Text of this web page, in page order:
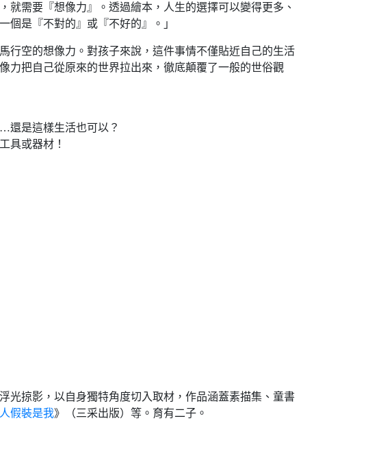
需要『想像力』。透過繪本，人生的選擇可以變得更多、
個是『不對的』或『不好的』。」
行空的想像力。對孩子來說，這件事情不僅貼近自己的生活
力把自己從原來的世界拉出來，徹底顛覆了一般的世俗觀
還是這樣生活也可以？
具或器材！
光掠影，以自身獨特角度切入取材，作品涵蓋素描集、童書
假裝是我》（三采出版）等。育有二子。